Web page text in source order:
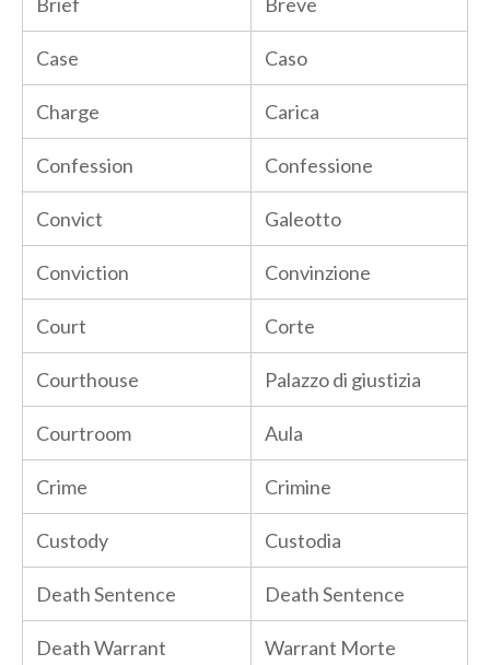
Case Caso
Charge Carica
Confession Confessione
Convict Galeotto
Conviction Convinzione
Court Corte
Courthouse Palazzo di giustizia
Courtroom Aula
Crime Crimine
Custody Custodia
Death Sentence Death Sentence
Death Warrant Warrant Morte